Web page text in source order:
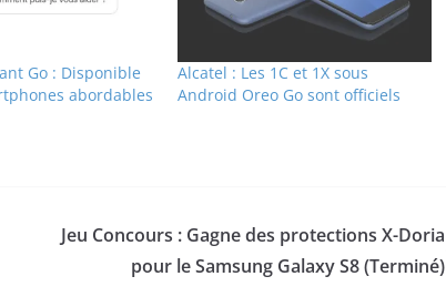
Go : Disponible
abordables
Alcatel : Les 1C et 1X sous
Android Oreo Go sont officiels
Jeu Concours : Gagne des protections X-Doria
pour le Samsung Galaxy S8 (Terminé)